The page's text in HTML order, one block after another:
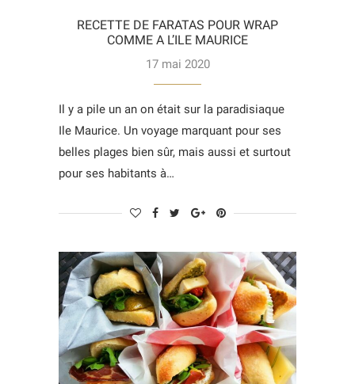
RECETTE DE FARATAS POUR WRAP
COMME A L’ILE MAURICE
17 mai 2020
Il y a pile un an on était sur la paradisiaque
Ile Maurice. Un voyage marquant pour ses
belles plages bien sûr, mais aussi et surtout
pour ses habitants à…